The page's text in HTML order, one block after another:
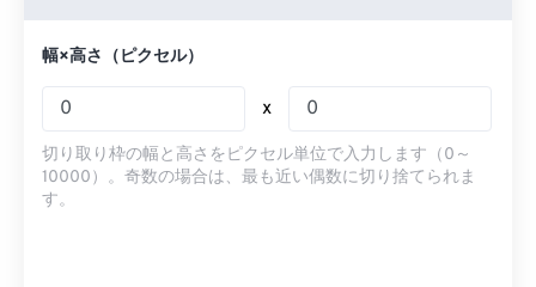
幅×高さ（ピクセル）
x
切り取り枠の幅と高さをピクセル単位で入力します（0～
10000）。奇数の場合は、最も近い偶数に切り捨てられま
す。